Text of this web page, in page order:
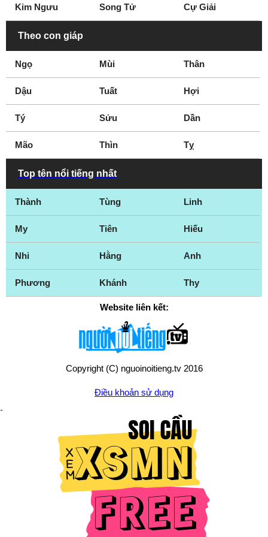
Kim Ngưu Song Tử Cự Giải
Theo con giáp
Ngọ Mùi Thân
Dậu Tuất Hợi
Tý Sửu Dần
Mão Thìn Tỵ
Top tên nổi tiếng nhất
Thành Tùng Linh
My Tiên Hiếu
Nhi Hằng Anh
Phương Khánh Thy
Website liên kết:
Copyright (C) nguoinoitieng.tv 2016
Điều khoản sử dụng
Chính sách quyền riêng tư
Liên hệ:mail.nguoinoitieng.tv@gmail.com